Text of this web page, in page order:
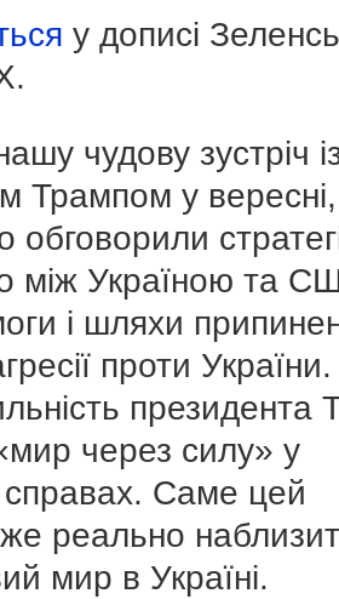
у дописі
чудову зустріч
Трампом у
обговорили
між Україною та
і шляхи
проти
президента
через силу» у
справах. Саме цей
реально
мир в Україні.